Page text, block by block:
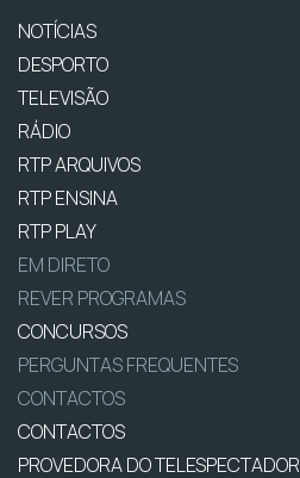
NOTÍCIAS
DESPORTO
TELEVISÃO
RÁDIO
RTP ARQUIVOS
RTP ENSINA
RTP PLAY
EM DIRETO
REVER PROGRAMAS
CONCURSOS
PERGUNTAS FREQUENTES
CONTACTOS
CONTACTOS
PROVEDORA DO TELESPECTADOR